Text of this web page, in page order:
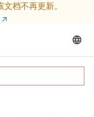
档不再更新。
↗